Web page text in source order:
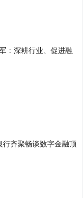
：深耕行业、促进融
齐聚畅谈数字金融顶